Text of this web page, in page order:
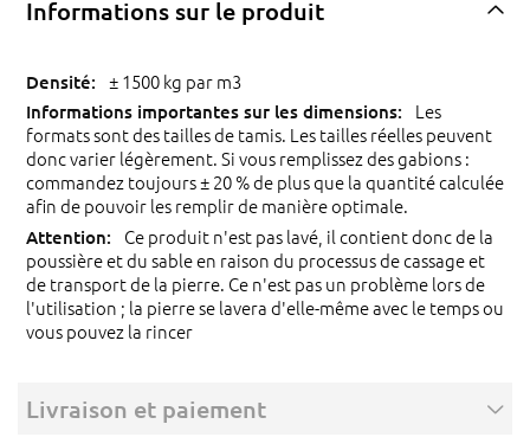
Informations sur le produit
± 1500 kg par m3
Les
formats sont des tailles de tamis. Les tailles réelles peuvent
donc varier légèrement. Si vous remplissez des gabions :
commandez toujours ± 20 % de plus que la quantité calculée
afin de pouvoir les remplir de manière optimale.
Ce produit n'est pas lavé, il contient donc de la
poussière et du sable en raison du processus de cassage et
de transport de la pierre. Ce n'est pas un problème lors de
l'utilisation ; la pierre se lavera d'elle-même avec le temps ou
vous pouvez la rincer
Livraison et paiement